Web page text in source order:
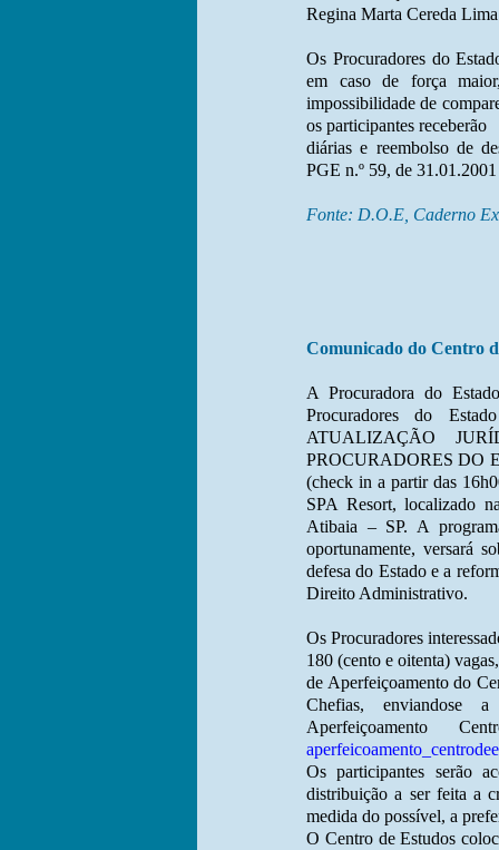
Regina Marta Cereda Lima
Os Procuradores do
em caso de força
impossibilidade de
os participantes receberão
diárias e reembolso de
PGE n.º 59, de
Fonte: D.O.E, Caderno
Comunicado do Centro
A Procuradora do
Procuradores do
ATUALIZAÇÃO
PROCURADORES DO
(check in a partir das
SPA Resort, localizado
Atibaia – SP. A
oportunamente, versará
defesa do Estado e a
Direito Administrativo.
Os Procuradores
180 (cento e oitenta)
de Aperfeiçoamento do
Chefias, enviandose
Aperfeiçoamento
Os participantes serão
distribuição a ser feita a
medida do possível, a
O Centro de Estudos